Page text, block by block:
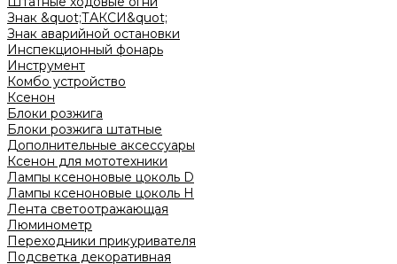
Знак &quot;ТАКСИ&quot;
Знак аварийной остановки
Инспекционный фонарь
Инструмент
Комбо устройство
Ксенон
Блоки розжига
Блоки розжига штатные
Дополнительные аксессуары
Ксенон для мототехники
Лампы ксеноновые цоколь D
Лампы ксеноновые цоколь H
Лента светоотражающая
Люминометр
Переходники прикуривателя
Подсветка декоративная